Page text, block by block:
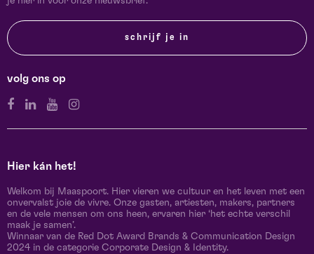
schrijf je in
volg ons op
Hier kán het!
Welkom bij Maaspoort. Hier vieren we cultuur en het leven met een
onvervalst joie de vivre. Onze gasten, artiesten, makers, partners
en de vele mensen om ons heen, ervaren hier ‘het echte verschil
maak je samen’.
Winnaar van de Red Dot Award Brands & Communication Design
2024 in de categorie Corporate Design & Identity.